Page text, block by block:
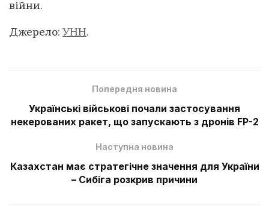
війни.
Джерело: УНН.
Попередня новина
Українські військові почали застосування
некерованих ракет, що запускають з дронів FP-2
Наступна новина
Казахстан має стратегічне значення для України
– Сибіга розкрив причини